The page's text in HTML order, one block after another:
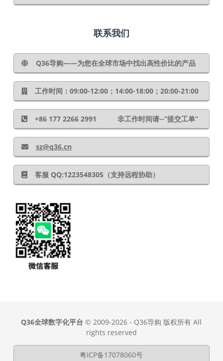
联系我们
Q36导购——为您在全球市场中找出高性价比的产品
工作时间：09:00-12:00；14:00-18:00；20:00-21:00
+86 177 2266 2991 非工作时间请--“提交工单”
sz@q36.cn
客服 QQ:1223548305（支持远程协助）
Q36全球数字化平台 © 2009-2026 - Q36导购 版权所有 All
rights reserved
粤ICP备17078060号